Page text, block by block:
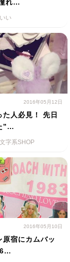
れ…
い
2016年05月12日
た人必見！ 先日
”…
字系SHOP
2016年05月10日
原宿にカムバッ